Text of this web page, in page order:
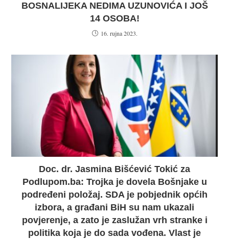
BOSNALIJEKA NEDIMA UZUNOVIĆA I JOŠ
14 OSOBA!
16. rujna 2023.
Doc. dr. Jasmina Bišćević Tokić za
Podlupom.ba: Trojka je dovela Bošnjake u
podređeni položaj. SDA je pobjednik općih
izbora, a građani BiH su nam ukazali
povjerenje, a zato je zaslužan vrh stranke i
politika koja je do sada vođena. Vlast je